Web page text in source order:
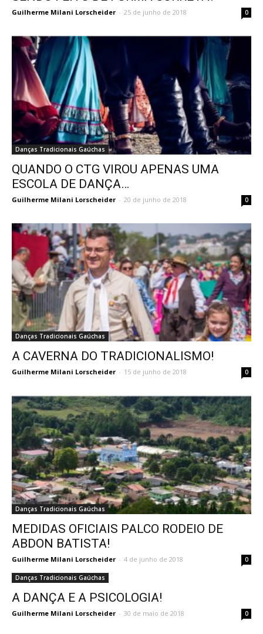
Guilherme Milani Lorscheider - 25 de junho de 2018 0
Danças Tradicionais Gaúchas
QUANDO O CTG VIROU APENAS UMA
ESCOLA DE DANÇA…
Guilherme Milani Lorscheider - 20 de junho de 2018 0
Danças Tradicionais Gaúchas
A CAVERNA DO TRADICIONALISMO!
Guilherme Milani Lorscheider - 15 de junho de 2018 0
Danças Tradicionais Gaúchas
MEDIDAS OFICIAIS PALCO RODEIO DE
ABDON BATISTA!
Guilherme Milani Lorscheider - 4 de junho de 2018 0
Danças Tradicionais Gaúchas
A DANÇA E A PSICOLOGIA!
Guilherme Milani Lorscheider - 30 de maio de 2018 0